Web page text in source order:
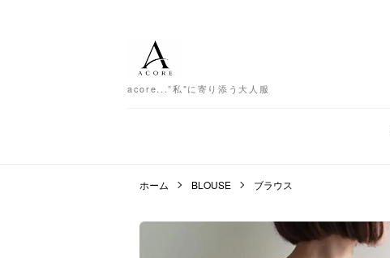
acore...”私"に寄り添う大人服
ホーム BLOUSE ブラウス